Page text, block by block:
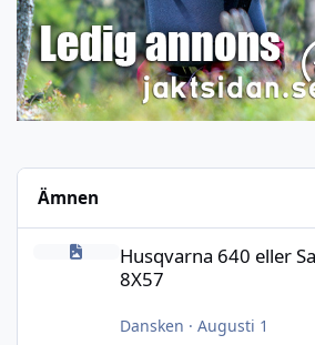
Ämnen
Husqvarna 640 eller Sako 98. Gärna 8X57
Husqvarna 640 eller
8X57
Dansken · Augusti 1